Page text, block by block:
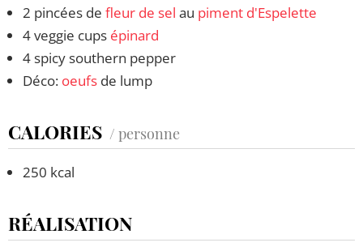
2 pincées de fleur de sel au piment d'Espelette
4 veggie cups épinard
4 spicy southern pepper
Déco: oeufs de lump
CALORIES / personne
250 kcal
RÉALISATION